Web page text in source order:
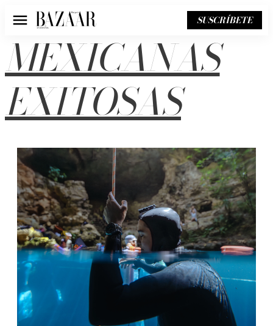
Menú SUSCRÍBETE
MEXICANAS
EXITOSAS